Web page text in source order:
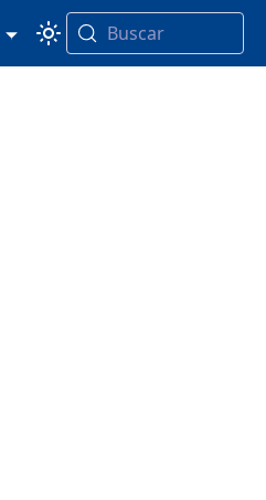
Buscar